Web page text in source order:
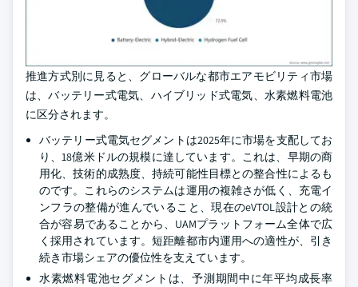
推進方式別に見ると、グローバルな都市エアモビリティ市場
は、バッテリー式電気、ハイブリッド式電気、水素燃料電池
に区分されます。
バッテリー式電気セグメントは2025年に市場を支配してお
り、18億米ドルの規模に達しています。これは、早期の商
用化、技術的成熟度、持続可能性目標との整合性によるも
のです。これらのシステムは運用の複雑さが低く、充電イ
ンフラの整備が進んでいること、現在のeVTOL設計との統
合が容易であることから、UAMプラットフォーム全体で広
く採用されています。短距離都市内運用への適性が、引き
続き市場シェアの優位性を支えています。
水素燃料電池セグメントは、予測期間中に年平均成長率